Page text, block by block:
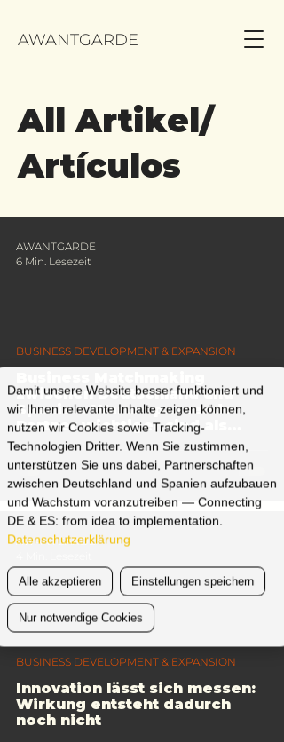
AWANTGARDE
All Artikel/
Artículos
zwischen Deutschland und
Spanien: Warum passende
Partner wichtiger sind als
viele Kontakte
BUSINESS DEVELOPMENT & EXPANSION
AWANTGARDE
6 Min. Lesezeit
Innovation lässt sich messen:
Wirkung entsteht dadurch
noch nicht
BUSINESS DEVELOPMENT & EXPANSION
AWANTGARDE
Damit unsere Website besser funktioniert und
wir Ihnen relevante Inhalte zeigen können,
nutzen wir Cookies sowie Tracking-
Technologien Dritter. Wenn Sie zustimmen,
unterstützen Sie uns dabei, Partnerschaften
zwischen Deutschland und Spanien aufzubauen
und Wachstum voranzutreiben — Connecting
DE & ES: from idea to implementation.
Datenschutzerklärung
Alle akzeptieren Einstellungen speichern
Nur notwendige Cookies